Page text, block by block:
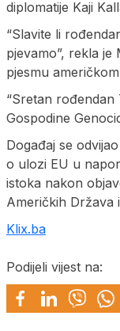
diplomatije Kaji
“Slavite li
pjevamo”, rekla
pjesmu
“Sretan
Gospodine
Događaj se
o ulozi EU u
istoka nakon
Američkih Država
Klix.ba
Podijeli vijest na: